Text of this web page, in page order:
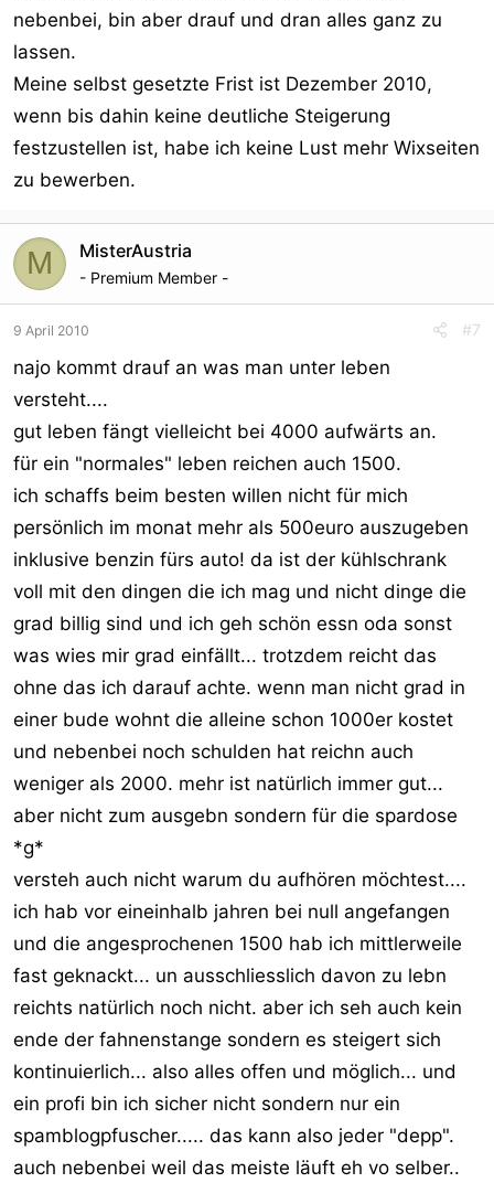
nebenbei, bin aber drauf und dran alles ganz zu
lassen.
Meine selbst gesetzte Frist ist Dezember 2010,
wenn bis dahin keine deutliche Steigerung
festzustellen ist, habe ich keine Lust mehr Wixseiten
zu bewerben.
M MisterAustria
- Premium Member -
9 April 2010 #7
najo kommt drauf an was man unter leben
versteht....
gut leben fängt vielleicht bei 4000 aufwärts an.
für ein "normales" leben reichen auch 1500.
ich schaffs beim besten willen nicht für mich
persönlich im monat mehr als 500euro auszugeben
inklusive benzin fürs auto! da ist der kühlschrank
voll mit den dingen die ich mag und nicht dinge die
grad billig sind und ich geh schön essn oda sonst
was wies mir grad einfällt... trotzdem reicht das
ohne das ich darauf achte. wenn man nicht grad in
einer bude wohnt die alleine schon 1000er kostet
und nebenbei noch schulden hat reichn auch
weniger als 2000. mehr ist natürlich immer gut...
aber nicht zum ausgebn sondern für die spardose
*g*
versteh auch nicht warum du aufhören möchtest....
ich hab vor eineinhalb jahren bei null angefangen
und die angesprochenen 1500 hab ich mittlerweile
fast geknackt... un ausschliesslich davon zu lebn
reichts natürlich noch nicht. aber ich seh auch kein
ende der fahnenstange sondern es steigert sich
kontinuierlich... also alles offen und möglich... und
ein profi bin ich sicher nicht sondern nur ein
spamblogpfuscher..... das kann also jeder "depp".
auch nebenbei weil das meiste läuft eh vo selber..